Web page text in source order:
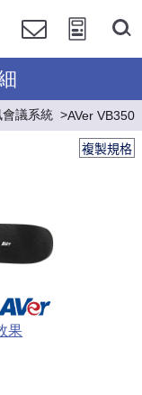
會議系統 AVer VB350
複製規格
果